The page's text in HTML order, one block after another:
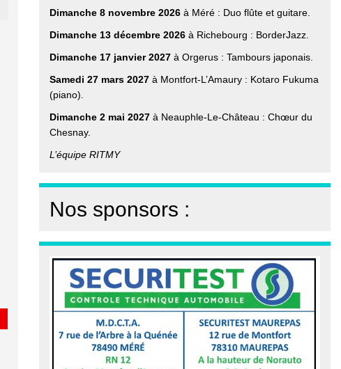
Dimanche 8 novembre 2026 à Méré : Duo flûte et guitare.
Dimanche 13 décembre 2026 à Richebourg : BorderJazz.
Dimanche 17 janvier 2027 à Orgerus : Tambours japonais.
Samedi 27 mars 2027 à Montfort-L’Amaury : Kotaro Fukuma
(piano).
Dimanche 2 mai 2027 à Neauphle-Le-Château : Chœur du
Chesnay.
L’équipe RITMY
Nos sponsors :